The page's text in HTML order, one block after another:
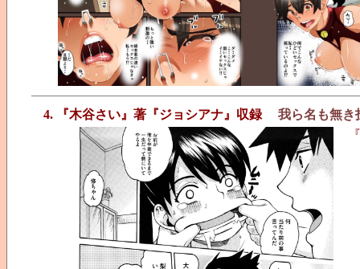
4. 『木谷さい』著『ジョシアナ』収録
我ら名も無き